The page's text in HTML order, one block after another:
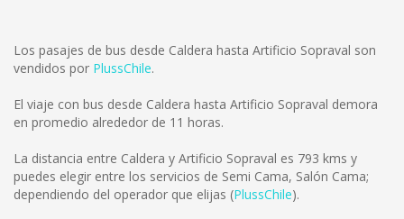
Los pasajes de bus desde Caldera hasta Artificio Sopraval son
vendidos por PlussChile.
El viaje con bus desde Caldera hasta Artificio Sopraval demora
en promedio alrededor de 11 horas.
La distancia entre Caldera y Artificio Sopraval es 793 kms y
puedes elegir entre los servicios de Semi Cama, Salón Cama;
dependiendo del operador que elijas (PlussChile).